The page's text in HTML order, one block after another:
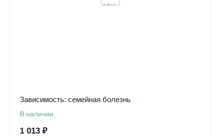
Зависимость: семейная болезнь
В наличии
1 013 ₽